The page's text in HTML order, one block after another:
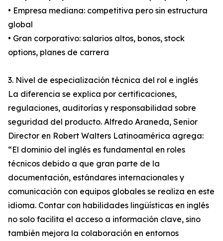
• Empresa mediana: competitiva pero sin estructura
global
• Gran corporativo: salarios altos, bonos, stock
options, planes de carrera
3. Nivel de especialización técnica del rol e inglés
La diferencia se explica por certificaciones,
regulaciones, auditorías y responsabilidad sobre
seguridad del producto. Alfredo Araneda, Senior
Director en Robert Walters Latinoamérica agrega:
“El dominio del inglés es fundamental en roles
técnicos debido a que gran parte de la
documentación, estándares internacionales y
comunicación con equipos globales se realiza en este
idioma. Contar con habilidades lingüísticas en inglés
no solo facilita el acceso a información clave, sino
también mejora la colaboración en entornos